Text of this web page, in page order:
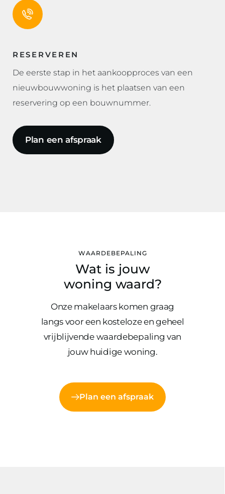
RESERVEREN
De eerste stap in het aankoopproces van een
nieuwbouwwoning is het plaatsen van een
reservering op een bouwnummer.
Plan een afspraak
WAARDEBEPALING
Wat is jouw
woning waard?
Onze makelaars komen graag
langs voor een kosteloze en geheel
vrijblijvende waardebepaling van
jouw huidige woning.
Plan een afspraak